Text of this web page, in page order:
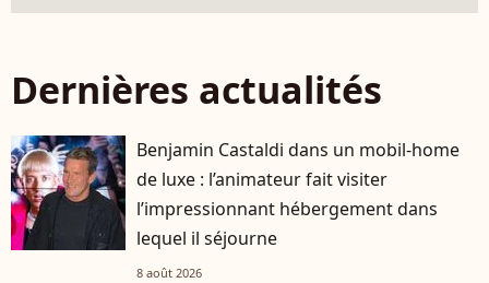
Dernières actualités
Benjamin Castaldi dans un mobil-home
de luxe : l’animateur fait visiter
l’impressionnant hébergement dans
lequel il séjourne
8 août 2026